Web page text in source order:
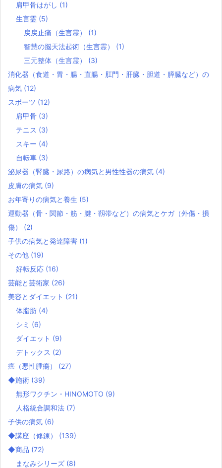
肩甲骨はがし (1)
生言霊 (5)
戻戻止痛（生言霊） (1)
智慧の脳天法起術（生言霊） (1)
三元整体（生言霊） (3)
消化器（食道・胃・腸・直腸・肛門・肝臓・胆道・膵臓など）の
病気 (12)
スポーツ (12)
肩甲骨 (3)
テニス (3)
スキー (4)
自転車 (3)
泌尿器（腎臓・尿路）の病気と男性性器の病気 (4)
皮膚の病気 (9)
お年寄りの病気と養生 (5)
運動器（骨・関節・筋・腱・靱帯など）の病気とケガ（外傷・損
傷） (2)
子供の病気と発達障害 (1)
その他 (19)
好転反応 (16)
芸能と芸術家 (26)
美容とダイエット (21)
体脂肪 (4)
シミ (6)
ダイエット (9)
デトックス (2)
癌（悪性腫瘍） (27)
◆施術 (39)
無形ワクチン・HINOMOTO (9)
人格統合調和法 (7)
子供の病気 (6)
◆講座（修錬） (139)
◆商品 (72)
まなみシリーズ (8)